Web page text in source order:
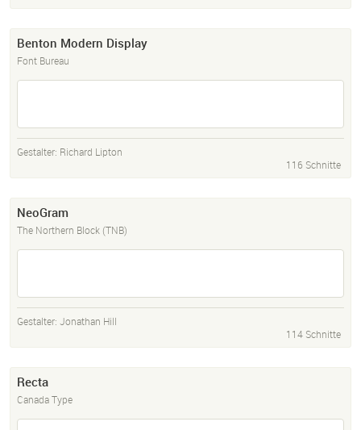
Benton Modern Display
Font Bureau
Gestalter: Richard Lipton
116 Schnitte
NeoGram
The Northern Block (TNB)
Gestalter: Jonathan Hill
114 Schnitte
Recta
Canada Type